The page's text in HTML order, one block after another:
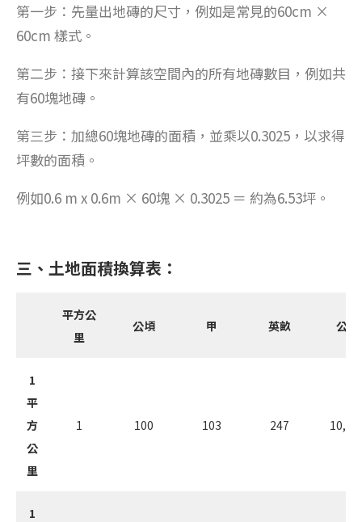
第一步：先量出地磚的尺寸，例如是常見的60cm ×
60cm 樣式。
第二步：接下來計算該空間內的所有地磚數目，例如共
有60塊地磚。
第三步：加總60塊地磚的面積，並乘以0.3025，以求得
坪數的面積。
例如0.6 m x 0.6m × 60塊 × 0.3025 ＝ 約為6.53坪。
三、土地面積換算表：
平方公
里
公頃 甲 英畝 公畝
1
平
方
公
里
1 100 103 247
1